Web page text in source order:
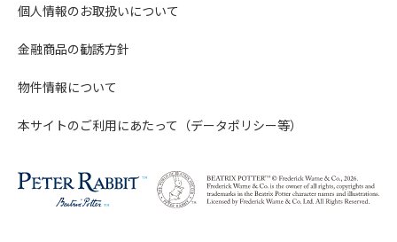
個人情報のお取扱いについて
金融商品の勧誘方針
物件情報について
本サイトのご利用にあたって（データポリシー等）